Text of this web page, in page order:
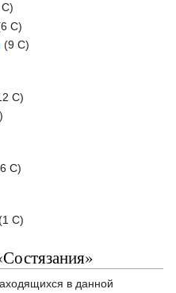
С)
С)
‎(9 С)
С)
С)
С)
в данной